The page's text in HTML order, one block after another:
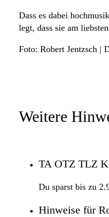
Dass es dabei
legt, dass sie am
Foto: Robert Jentzsch |
Weitere
TA OTZ TLZ
Du sparst bis zu
Hinweise für